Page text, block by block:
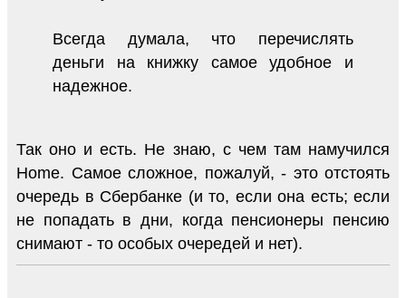
Всегда думала, что перечислять
деньги на книжку самое удобное и
надежное.
Так оно и есть. Не знаю, с чем там намучился
Home. Самое сложное, пожалуй, - это отстоять
очередь в Сбербанке (и то, если она есть; если
не попадать в дни, когда пенсионеры пенсию
снимают - то особых очередей и нет).